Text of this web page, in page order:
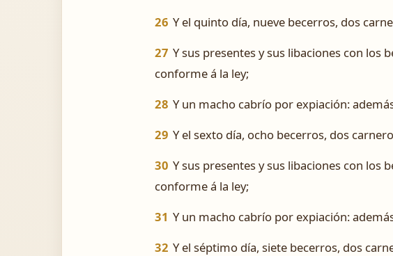
26 Y el quinto día, nueve becerros, dos
27 Y sus presentes y sus libaciones con los
conforme á la ley;
28 Y un macho cabrío por expiación:
29 Y el sexto día, ocho becerros, dos
30 Y sus presentes y sus libaciones con los
conforme á la ley;
31 Y un macho cabrío por expiación:
32 Y el séptimo día, siete becerros, dos